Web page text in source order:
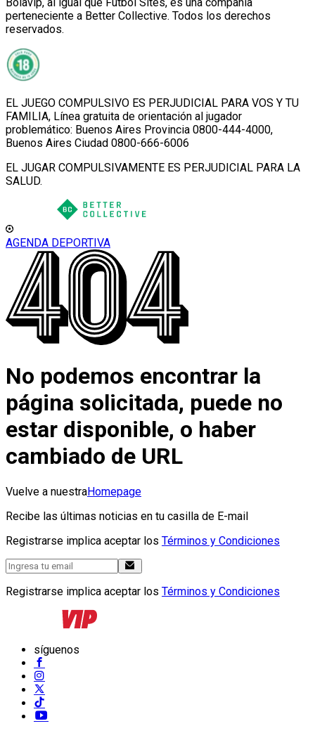
perteneciente a Better Collective. Todos los derechos
reservados.
EL JUEGO COMPULSIVO ES PERJUDICIAL PARA VOS Y TU
FAMILIA, Línea gratuita de orientación al jugador
problemático: Buenos Aires Provincia 0800-444-4000,
Buenos Aires Ciudad 0800-666-6006
EL JUGAR COMPULSIVAMENTE ES PERJUDICIAL PARA LA
SALUD.
AGENDA DEPORTIVA
No podemos encontrar la
página solicitada, puede no
estar disponible, o haber
cambiado de URL
Vuelve a nuestraHomepage
Recibe las últimas noticias en tu casilla de E-mail
Registrarse implica aceptar los Términos y Condiciones
Registrarse implica aceptar los Términos y Condiciones
síguenos